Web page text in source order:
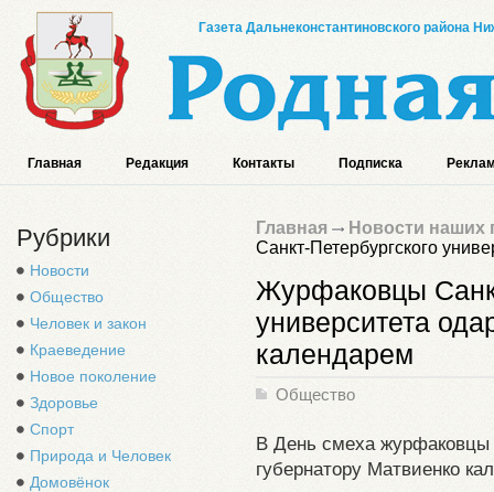
Газета Дальнеконстантиновского района
Главная Редакция Контакты Подписка
Рубрики
Новости
Общество
Человек и закон
Краеведение
Новое поколение
Здоровье
Спорт
Природа и Человек
Домовёнок
Главная
Новости наших
Санкт-Петербургского
Журфаковцы
университета
календарем
Общество
В День смеха журфаковцы
губернатору Матвиенко